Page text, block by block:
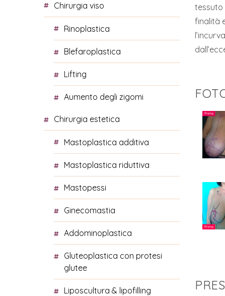
tessuto
finalità
chirurgia viso
rinoplastica
blefaroplastica
lifting
aumento degli zigomi
chirurgia estetica
mastoplastica additiva
mastoplastica riduttiva
mastopessi
ginecomastia
addominoplastica
gluteoplastica con protesi
glutee
liposcultura & lipofilling